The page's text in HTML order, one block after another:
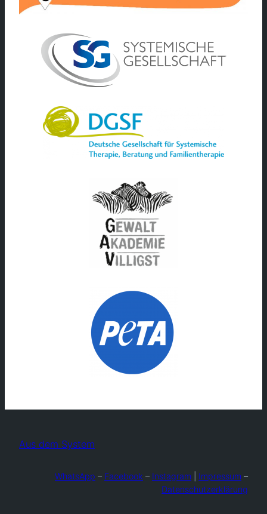
Aus dem System
WhatsApp – Facebook – Instagram Impressum –
Datenschutzerklärung